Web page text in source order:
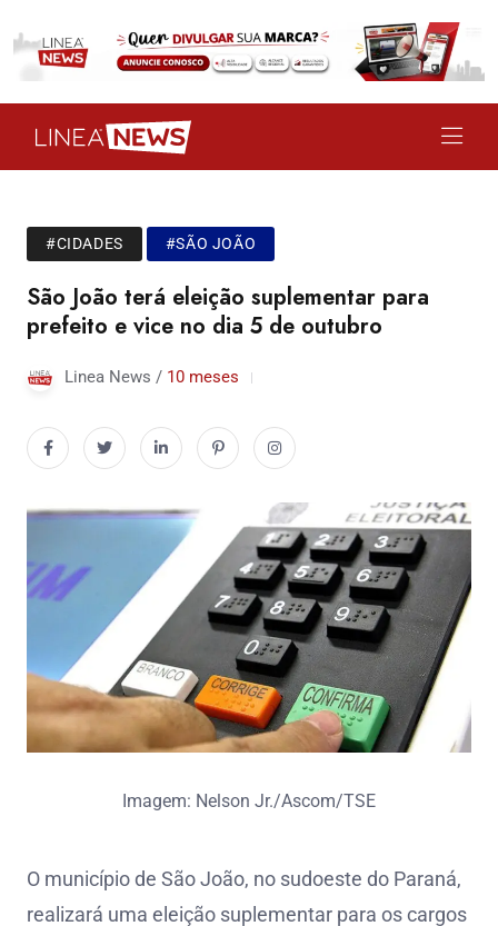
#CIDADES #SÃO JOÃO
São João terá eleição suplementar para
prefeito e vice no dia 5 de outubro
Linea News / 10 meses
Imagem: Nelson Jr./Ascom/TSE
O município de São João, no sudoeste do Paraná,
realizará uma eleição suplementar para os cargos